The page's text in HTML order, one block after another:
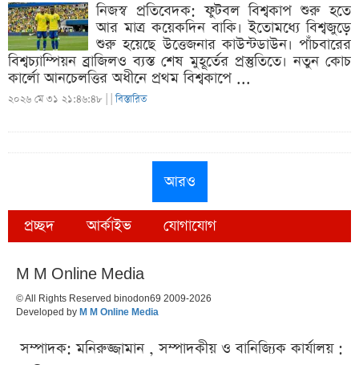
নিজস্ব প্রতিবেদক: ফুটবল বিশ্বকাপ শুরু হতে
আর মাত্র কয়েকদিন বাকি। ইতোমধ্যে বিশ্বজুড়ে
শুরু হয়েছে উত্তেজনার কাউন্টডাউন। পাঁচবারের
বিশ্বচ্যাম্পিয়ন ব্রাজিলও ব্যস্ত শেষ মুহূর্তের প্রস্তুতিতে। নতুন কোচ
কার্লো আনচেলত্তির অধীনে প্রথম বিশ্বকাপে ...
২০২৬ মে ৩১ ২১:৪৬:৪৮ | |বিস্তারিত
আরও
প্রচ্ছদ আর্কাইভ যোগাযোগ
M M Online Media
© All Rights Reserved binodon69 2009-2026
Developed by M M Online Media
সম্পাদক: মনিরুজ্জামান , সম্পাদকীয় ও বানিজ্যিক কার্যালয় :